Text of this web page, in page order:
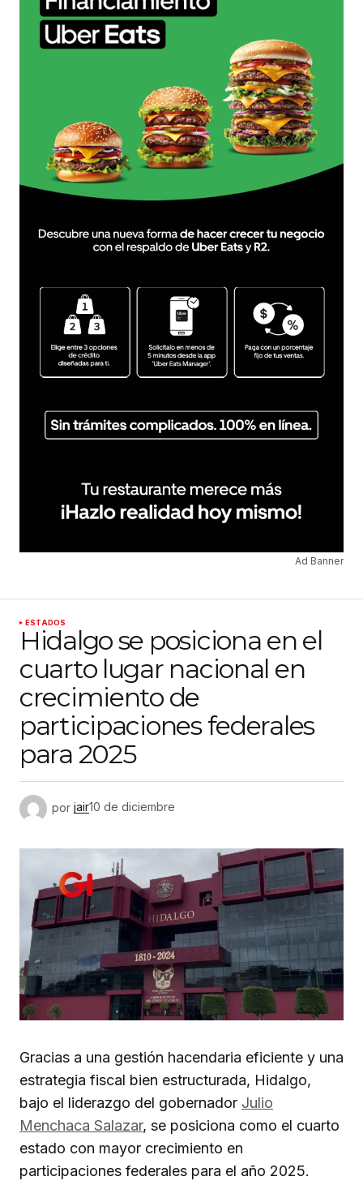
Ad Banner
ESTADOS
Hidalgo se posiciona en el
cuarto lugar nacional en
crecimiento de
participaciones federales
para 2025
por jair10 de diciembre
Gracias a una gestión hacendaria eficiente y una
estrategia fiscal bien estructurada, Hidalgo,
bajo el liderazgo del gobernador Julio
Menchaca Salazar, se posiciona como el cuarto
estado con mayor crecimiento en
participaciones federales para el año 2025.